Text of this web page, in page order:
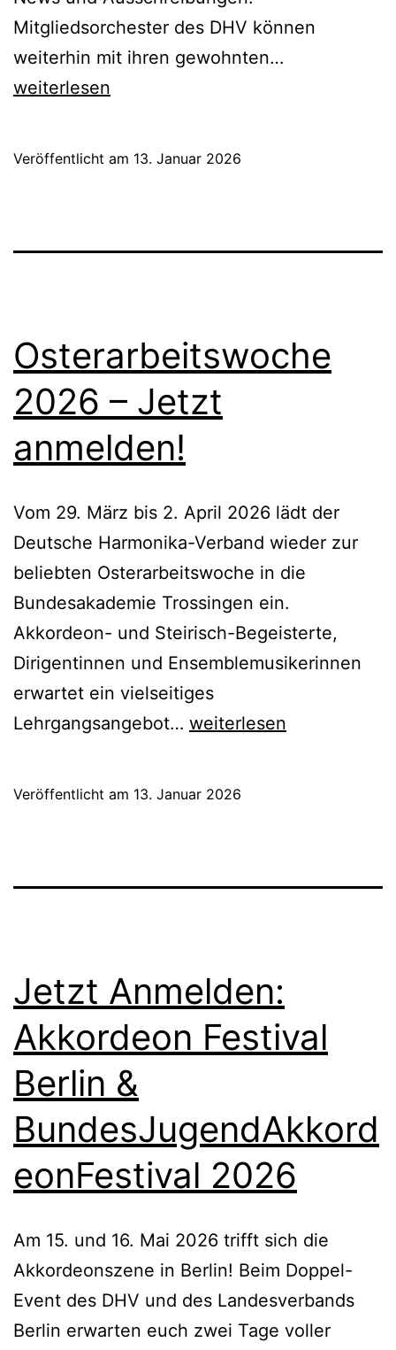
Mitgliedsorchester des DHV können
weiterhin mit ihren gewohnten…
weiterlesen
Veröffentlicht am 13. Januar 2026
Osterarbeitswoche
2026 – Jetzt
anmelden!
Vom 29. März bis 2. April 2026 lädt der
Deutsche Harmonika-Verband wieder zur
beliebten Osterarbeitswoche in die
Bundesakademie Trossingen ein.
Akkordeon- und Steirisch-Begeisterte,
Dirigentinnen und Ensemblemusikerinnen
erwartet ein vielseitiges
Lehrgangsangebot… Osterarbeitswoche
weiterlesen
Veröffentlicht am 13. Januar 2026
Jetzt Anmelden:
Akkordeon Festival
Berlin &
BundesJugendAkkord
eonFestival 2026
Am 15. und 16. Mai 2026 trifft sich die
Akkordeonszene in Berlin! Beim Doppel-
Event des DHV und des Landesverbands
Berlin erwarten euch zwei Tage voller